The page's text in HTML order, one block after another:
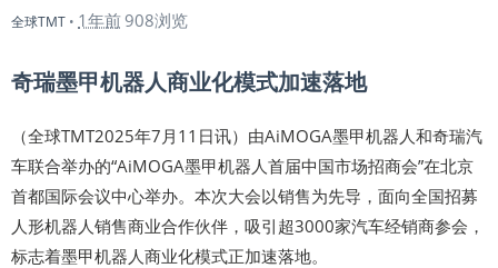
全球TMT • 1年前908浏览
奇瑞墨甲机器人商业化模式加速落地
（全球TMT2025年7月11日讯）由AiMOGA墨甲机器人和奇瑞汽
车联合举办的“AiMOGA墨甲机器人首届中国市场招商会”在北京
首都国际会议中心举办。本次大会以销售为先导，面向全国招募
人形机器人销售商业合作伙伴，吸引超3000家汽车经销商参会，
标志着墨甲机器人商业化模式正加速落地。